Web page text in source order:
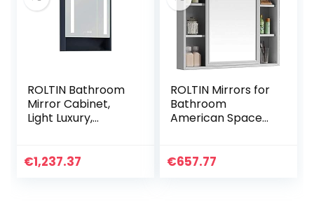
ROLTIN Bathroom
Mirror Cabinet,
Light Luxury,
with Shelf, Wall-
€1,237.37
ROLTIN Mirrors for
Bathroom
American Space
Cabinet
€657.77